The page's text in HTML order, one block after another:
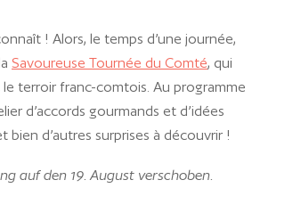
! Alors, le temps d’une journée,
Savoureuse Tournée du Comté, qui
terroir franc-comtois. Au programme
d’accords gourmands et d’idées
d’autres surprises à découvrir !
auf den 19. August verschoben.